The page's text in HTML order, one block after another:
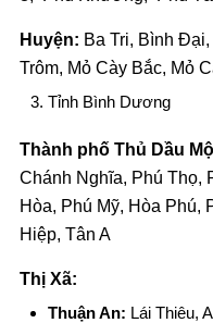
Huyện: Ba Tri, Bình
Trôm, Mỏ Cày Bắc, Mỏ
Tỉnh Bình Dương
Thành phố Thủ Dầu
Chánh Nghĩa, Phú Thọ,
Hòa, Phú Mỹ, Hòa Phú,
Hiệp, Tân A
Thị Xã:
Thuận An: Lái Thiêu,